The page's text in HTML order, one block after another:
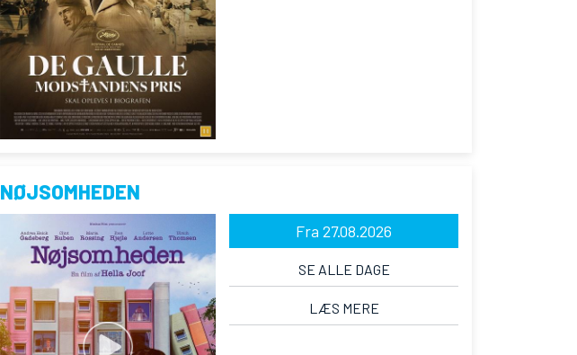
NØJSOMHEDEN
Fra 27.08.2026
SE ALLE DAGE
LÆS MERE